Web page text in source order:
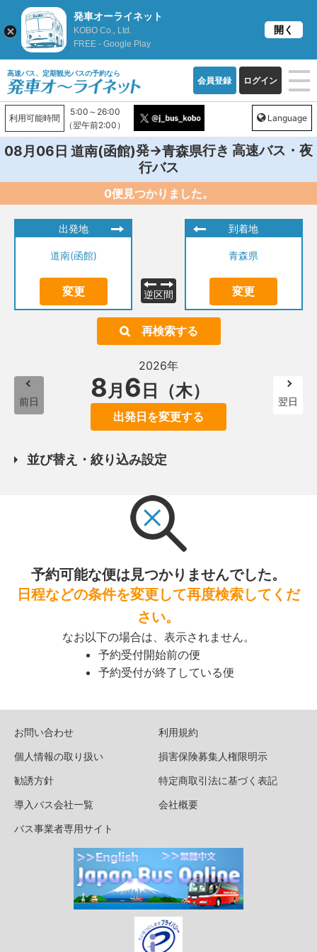
高速バス、定期観光バスの予約なら
会員登録 ログイン
利用可能時間
5:00～26:00
（翌午前2:00）
Language
08月06日 道南(函館)発→青森県行き 高速バス・夜
行バス
0便見つかりました。
出発地
道南(函館)
変更 逆区間
到着地
青森県
変更
再検索する
前日
2026年
8月 6 日（木）
出発日を変更する
翌日
並び替え・絞り込み設定
予約可能な便は見つかりませんでした。
日程などの条件を変更して再度検索してくだ
さい。
なお以下の場合は、表示されません。
予約受付開始前の便
予約受付が終了している便
お問い合わせ
利用規約
個人情報の取り扱い
損害保険募集人権限明示
勧誘方針
特定商取引法に基づく表記
導入バス会社一覧
会社概要
バス事業者専用サイト
発車オーライネット
KOBO Co., Ltd.
FREE - Google Play
開く